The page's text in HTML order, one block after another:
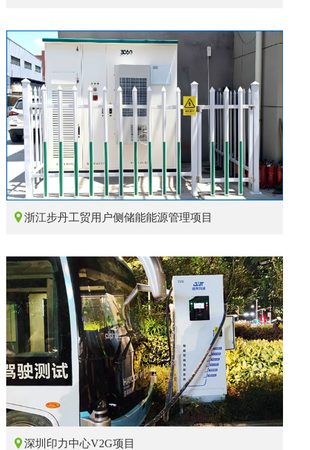
浙江步丹工贸用户侧储能能源管理项目
深圳印力中心V2G项目